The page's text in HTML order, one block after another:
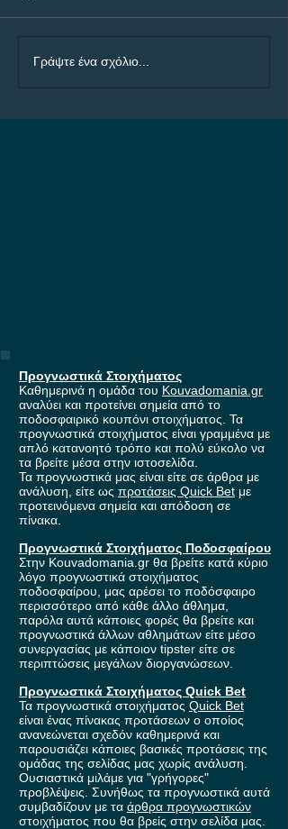
ΠΑΟΚ - Άντερλεχτ: Η
Europa League, με
Γράψτε ένα σχόλιο...
Προγνωστικά Στοιχήματος
Καθημερινά η ομάδα του Kouvadomania.gr
αναλύει και προτείνει σημεία από το
ποδοσφαιρικό κουπόνι στοιχήματος. Τα
προγνωστικά στοιχήματος είναι γραμμένα με
απλό κατανοητό τρόπο και πολύ εύκολο να
τα βρείτε μέσα στην ιστοσελίδα.
Τα προγνωστικά μας είναι είτε σε άρθρα με
ανάλυση, είτε ως προτάσεις Quick Bet με
προτεινόμενα σημεία και απόδοση σε
πίνακα.
Προγνωστικά Στοιχήματος Ποδοσφαίρου
Στην Kouvadomania.gr θα βρείτε κατά κύριο
λόγο προγνωστικά στοιχήματος
ποδοσφαίρου, μας αρέσει το ποδόσφαιρο
περισσότερο από κάθε άλλο άθλημα,
παρόλα αυτά κάποιες φορές θα βρείτε και
προγνωστικά άλλων αθλημάτων είτε μέσο
συνεργασίας με κάποιον tipster είτε σε
περιπτώσεις μεγάλων διοργανώσεων.
Προγνωστικά Στοιχήματος Quick Bet
Τα προγνωστικά στοιχήματος Quick Bet
είναι ένας πίνακας προτάσεων ο οποίος
ανανεώνεται σχεδόν καθημερινά και
παρουσιάζει κάποιες βασικές προτάσεις της
ομάδας της σελίδας μας χωρίς ανάλυση.
Ουσιαστικά μιλάμε για "γρήγορες"
προβλέψεις. Συνήθως τα προγνωστικά αυτά
συμβαδίζουν με τα άρθρα προγνωστικών
στοιχήματος που θα βρείς στην σελίδα μας.